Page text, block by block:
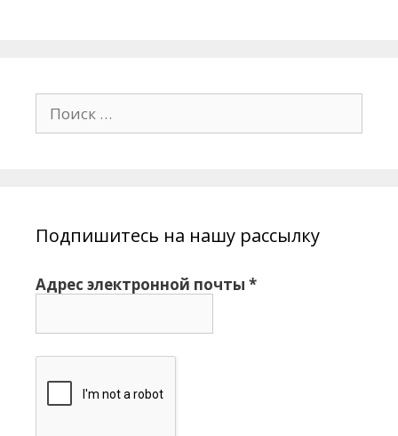
Подпишитесь на нашу рассылку
Адрес электронной почты *